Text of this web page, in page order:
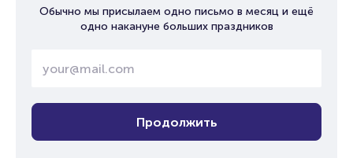
Обычно мы присылаем одно письмо в месяц и ещё
одно накануне больших праздников
Продолжить